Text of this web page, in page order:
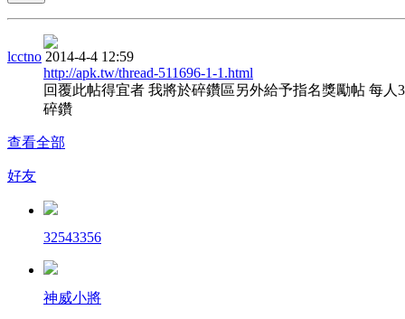
lcctno 2014-4-4 12:59
http://apk.tw/thread-511696-1-1.html
回覆此帖得宜者 我將於碎鑽區另外給予指名獎勵帖 每人
碎鑽
查看全部
好友
32543356
神威小將